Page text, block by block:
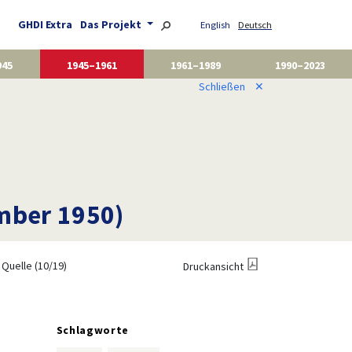
GHDI Extra Das Projekt English Deutsch
1945–1961 1961–1989
1990–2023
Schließen
✕
1950)
Quelle (10/19) Druckansicht
Schlagworte